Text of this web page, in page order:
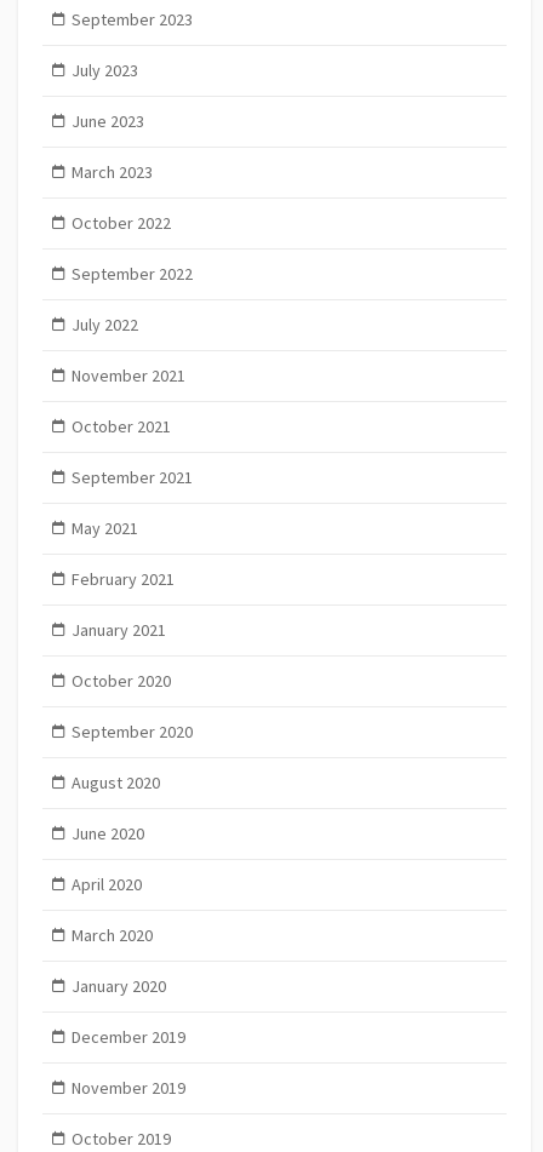
September 2023
July 2023
June 2023
March 2023
October 2022
September 2022
July 2022
November 2021
October 2021
September 2021
May 2021
February 2021
January 2021
October 2020
September 2020
August 2020
June 2020
April 2020
March 2020
January 2020
December 2019
November 2019
October 2019